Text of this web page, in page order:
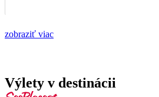
zobraziť viac
Výlety v destinácii